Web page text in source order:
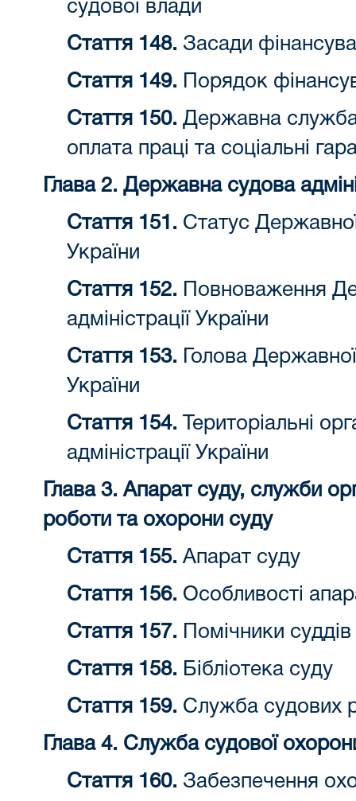
судової влади
Стаття 148. Засади
Стаття 149. Порядок
Стаття 150. Державна
оплата праці та соціальні
Глава 2. Державна судова
Стаття 151. Статус Державної
України
Стаття 152. Повноваження
адміністрації України
Стаття 153. Голова Державної
України
Стаття 154. Територіальні
адміністрації України
Глава 3. Апарат суду, служби
роботи та охорони суду
Стаття 155. Апарат суду
Стаття 156. Особливості
Стаття 157. Помічники суддів
Стаття 158. Бібліотека суду
Стаття 159. Служба судових
Глава 4. Служба судової
Стаття 160. Забезпечення